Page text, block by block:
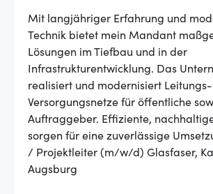
Mit langjähriger Erfahrung und
Technik bietet mein Mandant
Lösungen im Tiefbau und in der
Infrastrukturentwicklung. Das
realisiert und modernisiert Leitungs-
Versorgungsnetze für öffentliche
Auftraggeber. Effiziente,
sorgen für eine zuverlässige
/ Projektleiter (m/w/d) Glasfaser,
Augsburg